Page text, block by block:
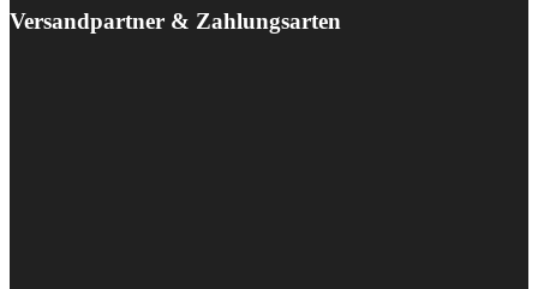
Versandpartner & Zahlungsarten